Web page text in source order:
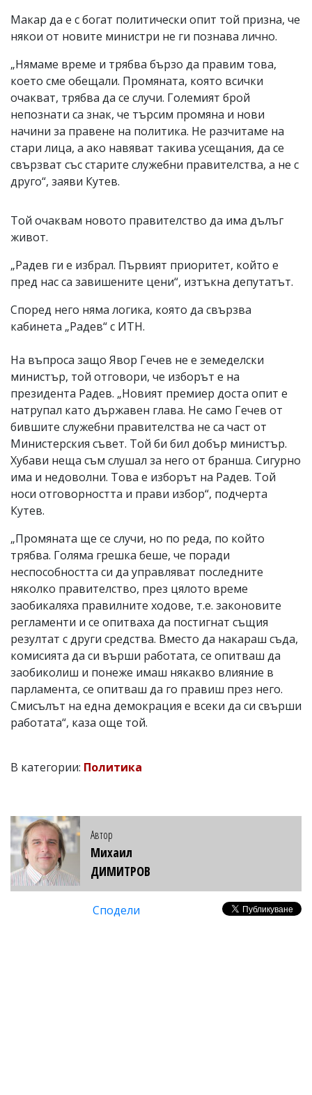
Макар да е с богат политически опит той призна, че
някои от новите министри не ги познава лично.
„Нямаме време и трябва бързо да правим това,
което сме обещали. Промяната, която всички
очакват, трябва да се случи. Големият брой
непознати са знак, че търсим промяна и нови
начини за правене на политика. Не разчитаме на
стари лица, а ако навяват такива усещания, да се
свързват със старите служебни правителства, а не с
друго“, заяви Кутев.
Той очаквам новото правителство да има дълъг
живот.
„Радев ги е избрал. Първият приоритет, който е
пред нас са завишените цени“, изтъкна депутатът.
Според него няма логика, която да свързва
кабинета „Радев“ с ИТН.
На въпроса защо Явор Гечев не е земеделски
министър, той отговори, че изборът е на
президента Радев. „Новият премиер доста опит е
натрупал като държавен глава. Не само Гечев от
бившите служебни правителства не са част от
Министерския съвет. Той би бил добър министър.
Хубави неща съм слушал за него от бранша. Сигурно
има и недоволни. Това е изборът на Радев. Той
носи отговорността и прави избор“, подчерта
Кутев.
„Промяната ще се случи, но по реда, по който
трябва. Голяма грешка беше, че поради
неспособността си да управляват последните
няколко правителство, през цялото време
заобикаляха правилните ходове, т.е. законовите
регламенти и се опитваха да постигнат същия
резултат с други средства. Вместо да накараш съда,
комисията да си върши работата, се опитваш да
заобиколиш и понеже имаш някакво влияние в
парламента, се опитваш да го правиш през него.
Смисълът на една демокрация е всеки да си свърши
работата“, каза още той.
В категории: Политика
Автор
Михаил
ДИМИТРОВ
Сподели